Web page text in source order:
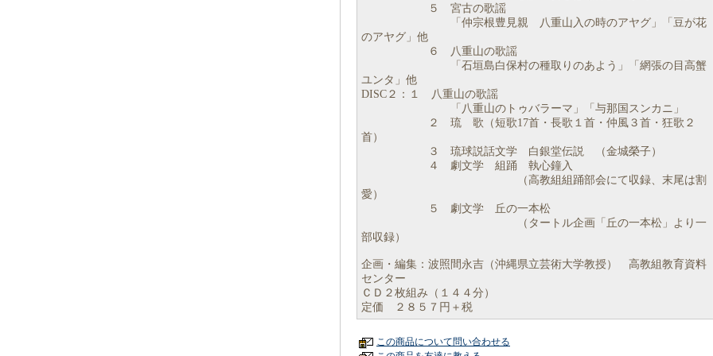
５ 宮古の歌謡
「仲宗根豊見親 八重山入の時のアヤグ」「豆が花
のアヤグ」他
６ 八重山の歌謡
「石垣島白保村の種取りのあよう」「網張の目高蟹
ユンタ」他
DISC２：１ 八重山の歌謡
「八重山のトゥバラーマ」「与那国スンカニ」
２ 琉 歌（短歌17首・長歌１首・仲風３首・狂歌２
首）
３ 琉球説話文学 白銀堂伝説 （金城榮子）
４ 劇文学 組踊 執心鐘入
（高教組組踊部会にて収録、末尾は割
愛）
５ 劇文学 丘の一本松
（タートル企画「丘の一本松」より一
部収録）
企画・編集：波照間永吉（沖縄県立芸術大学教授） 高教組教育資料
センター
ＣＤ２枚組み（１４４分）
定価 ２８５７円＋税
この商品について問い合わせる